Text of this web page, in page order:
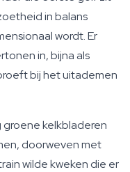
in balans
wordt. Er
in, bijna als
bij het uitademen
groene kelkbladeren
doorweven met
wilde kweken die er